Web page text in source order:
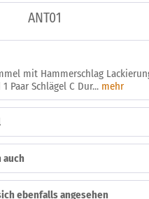
ANT01
mit Hammerschlag
Paar Schlägel C Dur... mehr
auch
ebenfalls angesehen